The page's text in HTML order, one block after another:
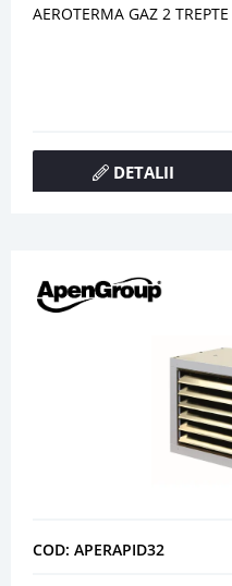
AEROTERMA GAZ 2
DETALII
COD: APERAPID32